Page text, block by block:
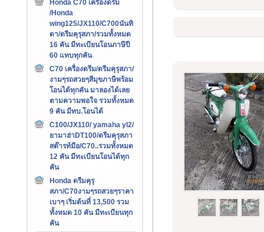
Honda C70 เครืองดรีม
/Honda
wing125/JX110/C700นันทิ
ดา/ดรีมคุรุสภา/รวมทั้งหมด
16 คัน มีทะเบียนโอนภาษีปี
60 แทบทุกคัน
C70 เครื่องดรีม/ดรีมคุรุสภา/
งามๆรถสวยๆสีมุขภาษีพร้อม
โอนได้ทุกคัน มาลองได้เลย
ตามความพอใจ รวมทั้งหมด
9 คัน มีทบ.โอนได้
C100/JX110/ yamaha yl2/
ยามาฮ่าDT100/ดรีมคุรุสภา
สต๊ารท์มือ/C70..รวมทั้งหมด
12 คัน มีทะเบียนโอนได้ทุก
คัน
Honda ดรีมคุรุ
สภา/C70งามๆรถสวยๆราคา
เบาๆ เริ่มต้นที่ 13,500 รวม
ทั้งหมด 10 คัน มีทะเบียนทุก
คัน